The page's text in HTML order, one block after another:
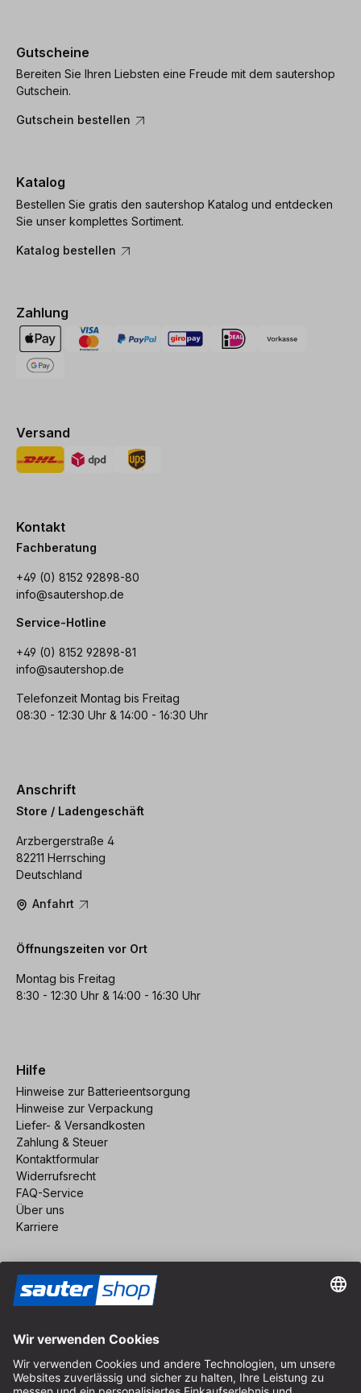
Gutscheine
Bereiten Sie Ihren Liebsten eine Freude mit dem sautershop
Gutschein.
Gutschein bestellen
Katalog
Bestellen Sie gratis den sautershop Katalog und entdecken
Sie unser komplettes Sortiment.
Katalog bestellen
Zahlung
Versand
Kontakt
Fachberatung
+49 (0) 8152 92898-80
info@sautershop.de
Service-Hotline
+49 (0) 8152 92898-81
info@sautershop.de
Telefonzeit Montag bis Freitag
08:30 - 12:30 Uhr & 14:00 - 16:30 Uhr
Anschrift
Store / Ladengeschäft
Arzbergerstraße 4
82211 Herrsching
Deutschland
Anfahrt
Öffnungszeiten vor Ort
Montag bis Freitag
8:30 - 12:30 Uhr & 14:00 - 16:30 Uhr
Hilfe
Hinweise zur Batterieentsorgung
Hinweise zur Verpackung
Liefer- & Versandkosten
Zahlung & Steuer
Kontaktformular
Widerrufsrecht
FAQ-Service
Über uns
Karriere
Impressum